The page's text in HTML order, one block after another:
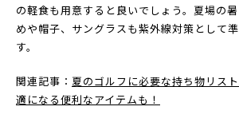
の軽食も用意すると良いでしょう。夏場の
めや帽子、サングラスも紫外線対策として
す。
関連記事： 夏のゴルフに必要な持ち物リス
適になる便利なアイテムも！